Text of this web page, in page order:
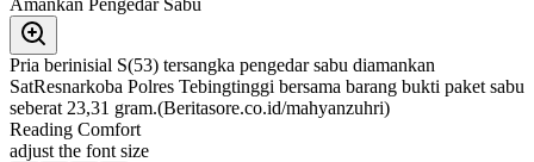
Pria berinisial S(53) tersangka pengedar sabu diamankan
SatResnarkoba Polres Tebingtinggi bersama barang bukti paket sabu
seberat 23,31 gram.(Beritasore.co.id/mahyanzuhri)
Reading Comfort
adjust the font size